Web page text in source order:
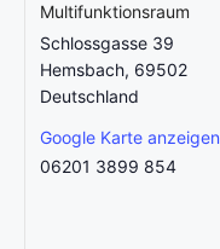
Multifunktionsraum
Schlossgasse 39
Hemsbach, 69502
Deutschland
Google Karte anzeigen
06201 3899 854